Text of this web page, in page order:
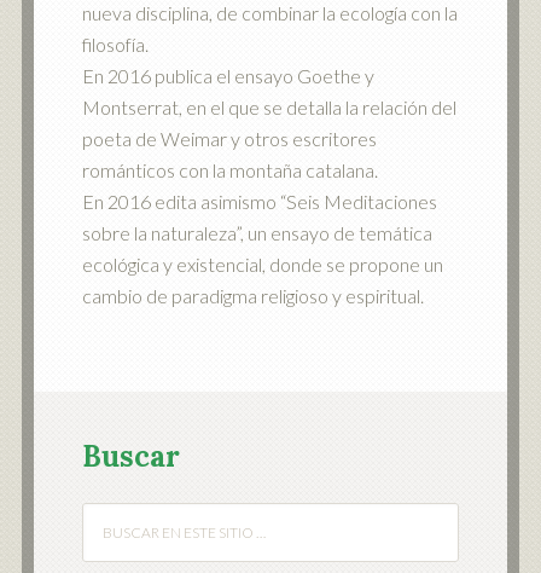
nueva disciplina, de combinar la ecología con la
filosofía.
En 2016 publica el ensayo Goethe y
Montserrat, en el que se detalla la relación del
poeta de Weimar y otros escritores
románticos con la montaña catalana.
En 2016 edita asimismo “Seis Meditaciones
sobre la naturaleza”, un ensayo de temática
ecológica y existencial, donde se propone un
cambio de paradigma religioso y espiritual.
Buscar